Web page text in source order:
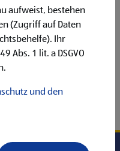
aufweist, bestehen
(Zugriff auf Daten
Ihr
Abs. 1 lit. a DSGVO
und den